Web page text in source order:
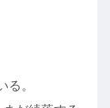
る。